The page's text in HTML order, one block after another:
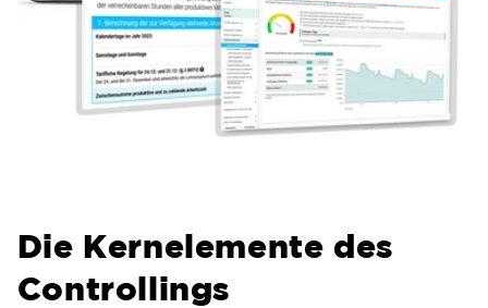
Die Kernelemente des
Controllings